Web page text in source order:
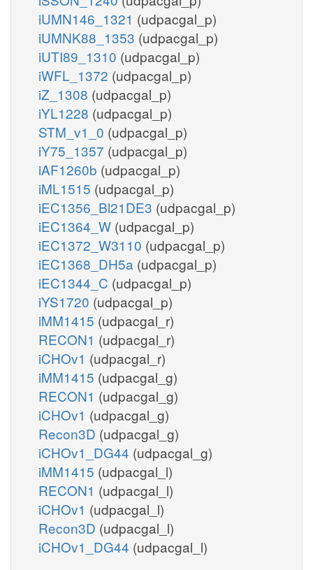
iUMN146_1321 (udpacgal_p)
iUMNK88_1353 (udpacgal_p)
iUTI89_1310 (udpacgal_p)
iWFL_1372 (udpacgal_p)
iZ_1308 (udpacgal_p)
iYL1228 (udpacgal_p)
STM_v1_0 (udpacgal_p)
iY75_1357 (udpacgal_p)
iAF1260b (udpacgal_p)
iML1515 (udpacgal_p)
iEC1356_Bl21DE3 (udpacgal_p)
iEC1364_W (udpacgal_p)
iEC1372_W3110 (udpacgal_p)
iEC1368_DH5a (udpacgal_p)
iEC1344_C (udpacgal_p)
iYS1720 (udpacgal_p)
iMM1415 (udpacgal_r)
RECON1 (udpacgal_r)
iCHOv1 (udpacgal_r)
iMM1415 (udpacgal_g)
RECON1 (udpacgal_g)
iCHOv1 (udpacgal_g)
Recon3D (udpacgal_g)
iCHOv1_DG44 (udpacgal_g)
iMM1415 (udpacgal_l)
RECON1 (udpacgal_l)
iCHOv1 (udpacgal_l)
Recon3D (udpacgal_l)
iCHOv1_DG44 (udpacgal_l)